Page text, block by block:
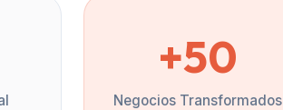
+50
Negocios Transformados